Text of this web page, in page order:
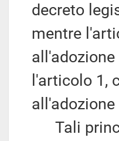
decreto
mentre
l'articolo 1,
Tali